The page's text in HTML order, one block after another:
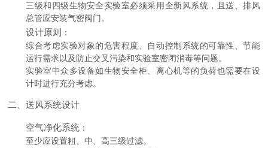
三级和四级生物安全实验室必须采用全新风系统，且送、排风
总管应安装气密阀门。
设计原则
：
综合考虑实验对象的危害程度、自动控制系统的可靠性、节能
运行需求以及防止交叉污染和实验室密闭消毒等问题。
实验室中众多设备如生物安全柜、离心机等的负荷也需要在设
计时进行充分考虑。
二、送风系统设计
空气净化系统 ：
至少应设置粗、中、高三级过滤。